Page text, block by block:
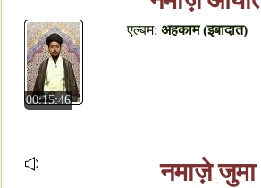
00:15:46
एल्बम: अहकाम (इबादात)
नमाज़े जुमा